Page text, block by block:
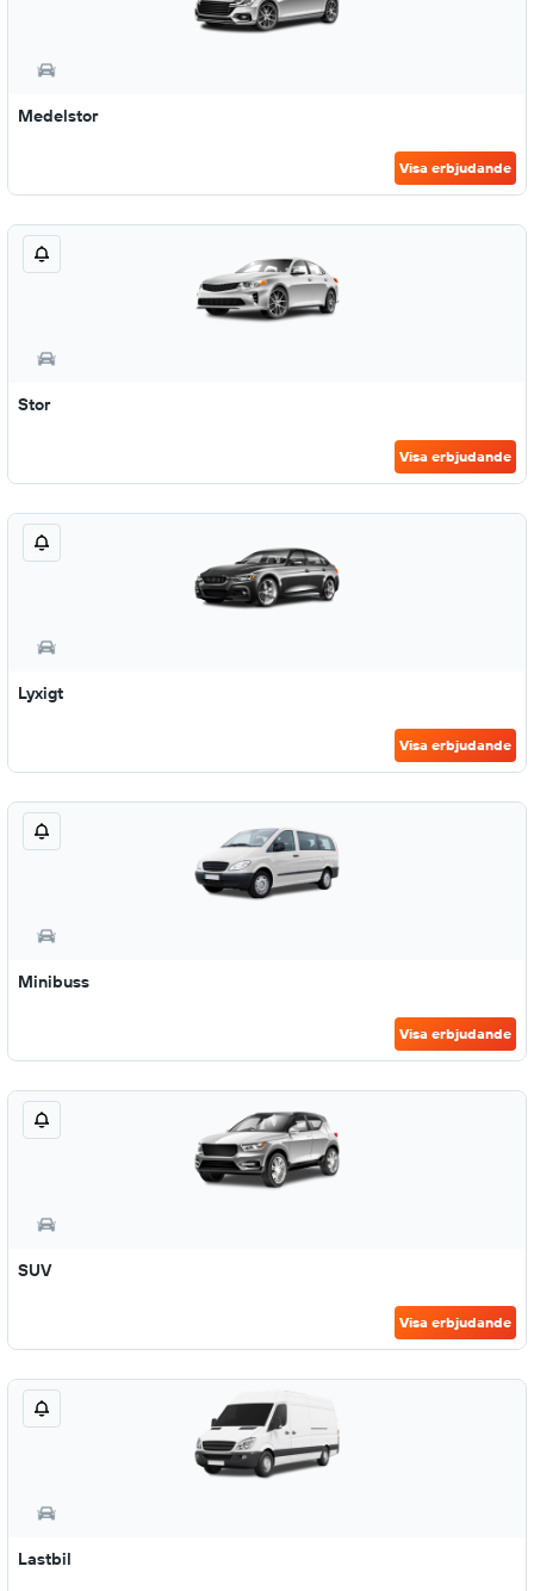
Medelstor
Visa erbjudande
Stor
Visa erbjudande
Lyxigt
Visa erbjudande
Minibuss
Visa erbjudande
SUV
Visa erbjudande
Lastbil